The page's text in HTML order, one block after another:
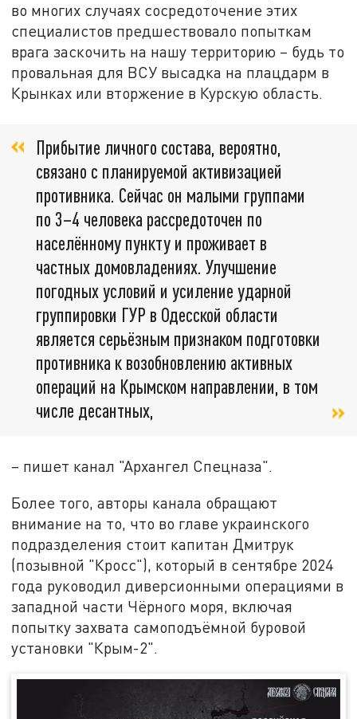
во многих случаях сосредоточение этих
специалистов предшествовало попыткам
врага заскочить на нашу территорию – будь то
провальная для ВСУ высадка на плацдарм в
Крынках или вторжение в Курскую область.
Прибытие личного состава, вероятно,
связано с планируемой активизацией
противника. Сейчас он малыми группами
по 3–4 человека рассредоточен по
населённому пункту и проживает в
частных домовладениях. Улучшение
погодных условий и усиление ударной
группировки ГУР в Одесской области
является серьёзным признаком подготовки
противника к возобновлению активных
операций на Крымском направлении, в том
числе десантных,
– пишет канал "Архангел Спецназа".
Более того, авторы канала обращают
внимание на то, что во главе украинского
подразделения стоит капитан Дмитрук
(позывной "Кросс"), который в сентябре 2024
года руководил диверсионными операциями в
западной части Чёрного моря, включая
попытку захвата самоподъёмной буровой
установки "Крым-2".